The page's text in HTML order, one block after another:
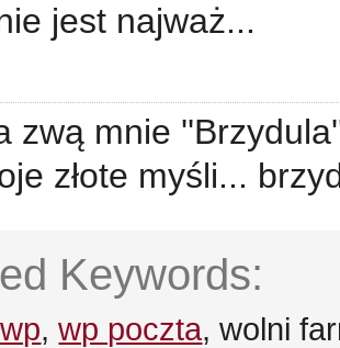
jest najważ...
zwą mnie
złote myśli...
Keywords:
,wp poczta, wolni